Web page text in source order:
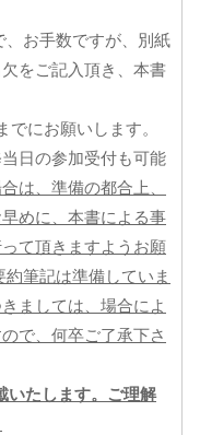
、お手数ですが、別紙
をご記入頂き、本書
でにお願いします。
日の参加受付も可能
は、準備の都合上、
めに、本書による事
て頂きますようお願
筆記は準備していま
ましては、場合によ
で、何卒ご了承下さ
いたします。ご理解